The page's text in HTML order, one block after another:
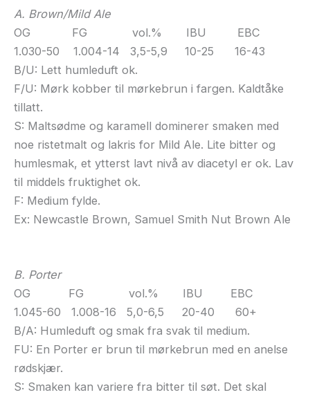
A. Brown/Mild Ale
OG FG vol.% IBU EBC
1.030-50 1.004-14 3,5-5,9 10-25 16-43
B/U: Lett humleduft ok.
F/U: Mørk kobber til mørkebrun i fargen. Kaldtåke
tillatt.
S: Maltsødme og karamell dominerer smaken med
noe ristetmalt og lakris for Mild Ale. Lite bitter og
humlesmak, et ytterst lavt nivå av diacetyl er ok. Lav
til middels fruktighet ok.
F: Medium fylde.
Ex: Newcastle Brown, Samuel Smith Nut Brown Ale
B. Porter
OG FG vol.% IBU EBC
1.045-60 1.008-16 5,0-6,5 20-40 60+
B/A: Humleduft og smak fra svak til medium.
FU: En Porter er brun til mørkebrun med en anelse
rødskjær.
S: Smaken kan variere fra bitter til søt. Det skal